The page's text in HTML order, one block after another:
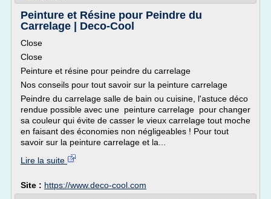
Peinture et Résine pour Peindre du
Carrelage | Deco-Cool
Close
Close
Peinture et résine pour peindre du carrelage
Nos conseils pour tout savoir sur la peinture carrelage
Peindre du carrelage salle de bain ou cuisine, l'astuce déco
rendue possible avec une peinture carrelage pour changer
sa couleur qui évite de casser le vieux carrelage tout moche
en faisant des économies non négligeables ! Pour tout
savoir sur la peinture carrelage et la...
Lire la suite
Site : https://www.deco-cool.com